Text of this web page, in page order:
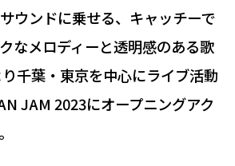
ウンドに乗せる、キャッチーで
なメロディーと透明感のある歌
千葉・東京を中心にライブ活動
JAM 2023にオープニングアク